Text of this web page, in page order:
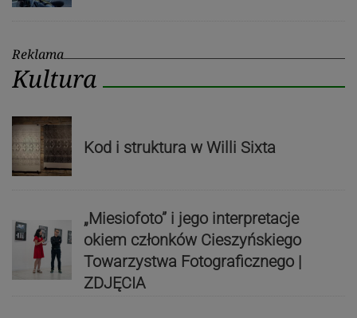
Reklama
Kultura
Kod i struktura w Willi Sixta
„Miesiofoto” i jego interpretacje
okiem członków Cieszyńskiego
Towarzystwa Fotograficznego |
ZDJĘCIA